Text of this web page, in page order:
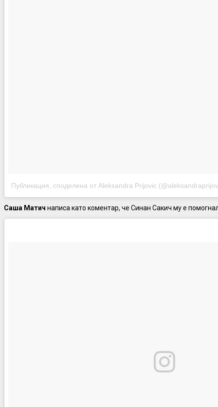
Публикация, споделена от Aleksandra Prijovic
Саша Матич написа като коментар, че Синан Сакич му е